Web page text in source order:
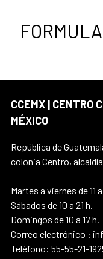
CCEMX | CENTRO
MÉXICO
República de
colonia Centro,
Martes a viernes de 11 a
Sábados de 10 a 21 h.
Domingos de 10 a 17 h.
Correo electrónico :
Teléfono: 55-55-21-